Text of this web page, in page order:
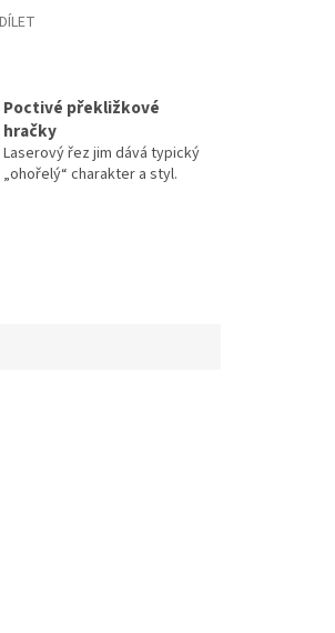
Poctivé překližkové
hračky
Laserový řez jim dává typický
„ohořelý“ charakter a styl.